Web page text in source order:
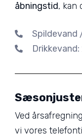
åbningstid, kan
Spildevand
Ved
vi vores